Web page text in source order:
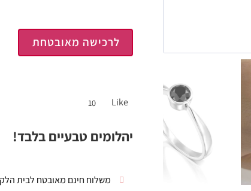
לרכישה מאובטחת
Like
10
יהלומים טבעיים בלבד!
משלוח חינם מאובטח לבית